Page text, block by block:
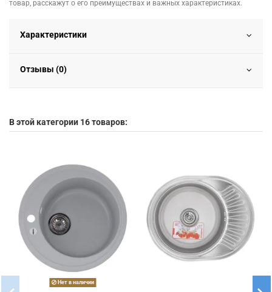
товар, расскажут о его преимуществах и важных характеристиках.
Характеристики
Отзывы (0)
В этой категории 16 товаров:
Нет в наличии